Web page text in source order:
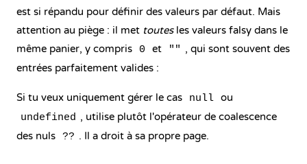
est si répandu pour définir des valeurs par défaut. Mais
attention au piège : il met toutesles valeurs falsy dans le
même panier, y compris
0 et "" , qui sont souvent des
entrées parfaitement valides :
Si tu veux uniquement gérer le cas null ou
undefined , utilise plutôt l'opérateur de coalescence
des nuls ?? . Il a droit à sa propre page.